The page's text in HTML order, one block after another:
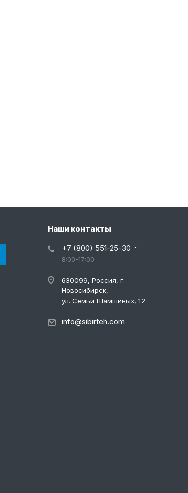
Наши контакты
+7 (800) 551-25-30
8:00-17:00
630099, Россия, г.
Новосибирск,
ул. Семьи Шамшиных, 12
info@sibirteh.com